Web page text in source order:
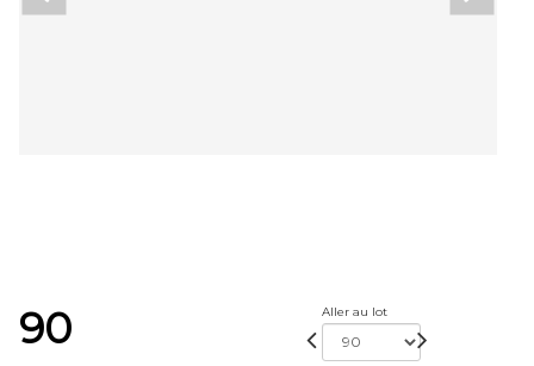
90 Aller au lot